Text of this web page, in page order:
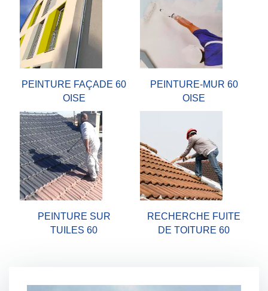
PEINTURE FAÇADE 60
OISE
PEINTURE-MUR 60
OISE
PEINTURE SUR
TUILES 60
RECHERCHE FUITE
DE TOITURE 60